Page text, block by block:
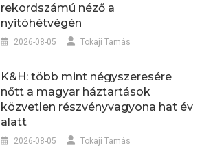
rekordszámú néző a
nyitóhétvégén
2026-08-05 Tokaji Tamás
K&H: több mint négyszeresére
nőtt a magyar háztartások
közvetlen részvényvagyona hat év
alatt
2026-08-05 Tokaji Tamás